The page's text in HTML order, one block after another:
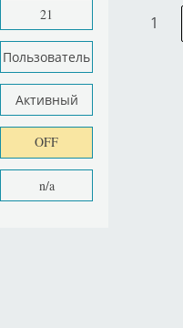
21
Пользователь
Активный
OFF
n/a
1